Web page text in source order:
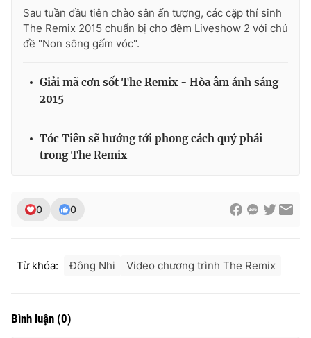
Ðiện thoại Thời báo VTV:024.66 897 897
Email:toasoan@vtv.vn
Liên hệ quảng cáo:024-7300.7108
thông tin từ website này.
Sau tuần đầu tiên chào sân ấn tượng, các cặp thí sinh
The Remix 2015 chuẩn bị cho đêm Liveshow 2 với chủ
đề "Non sông gấm vóc".
Giải mã cơn sốt The Remix - Hòa âm ánh sáng
2015
Tóc Tiên sẽ hướng tới phong cách quý phái
trong The Remix
0 0
Từ khóa: Đông Nhi Video chương trình The Remix
Bình luận (0)